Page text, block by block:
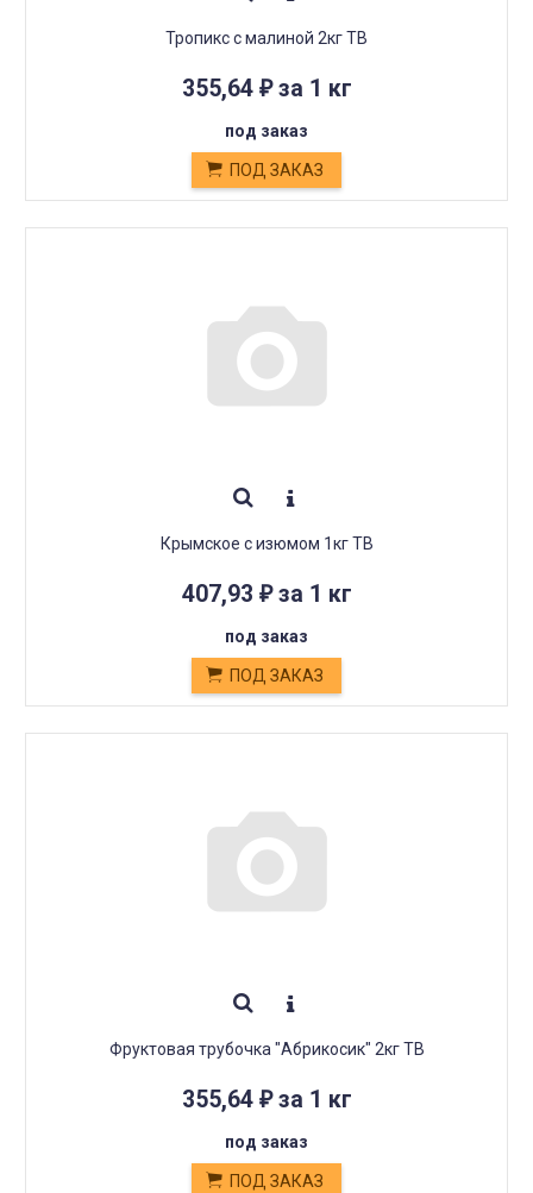
Тропикс с малиной 2кг ТВ
355,64 ₽за 1 кг
под заказ
ПОД ЗАКАЗ
Крымское с изюмом 1кг ТВ
407,93 ₽за 1 кг
под заказ
ПОД ЗАКАЗ
Фруктовая трубочка "Абрикосик" 2кг ТВ
355,64 ₽за 1 кг
под заказ
ПОД ЗАКАЗ